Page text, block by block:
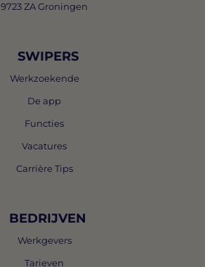
9723 ZA Groningen
SWIPERS
Werkzoekende
De app
Functies
Vacatures
Carrière Tips
BEDRIJVEN
Werkgevers
Tarieven